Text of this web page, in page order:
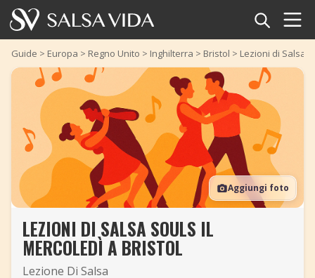
Home
Eventi
Notizie
Articoli
Video
Glossario della salsa
Guide > Europa > Regno Unito > Inghilterra > Bristol > Lezioni di Salsa
Aggiungi foto
LEZIONI DI SALSA SOULS IL
MERCOLEDÌ A BRISTOL
Lezione Di Salsa